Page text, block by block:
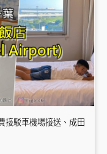
接駁車機場接送、成田